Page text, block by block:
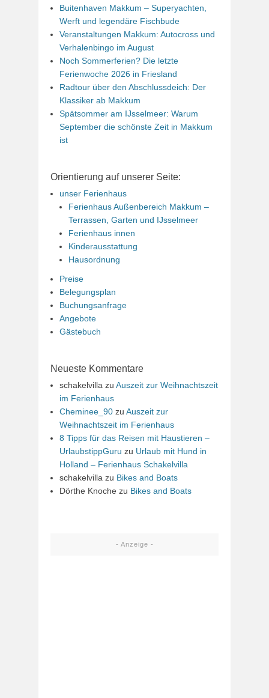
Buitenhaven Makkum – Superyachten,
Werft und legendäre Fischbude
Veranstaltungen Makkum: Autocross und
Verhalenbingo im August
Noch Sommerferien? Die letzte
Ferienwoche 2026 in Friesland
Radtour über den Abschlussdeich: Der
Klassiker ab Makkum
Spätsommer am IJsselmeer: Warum
September die schönste Zeit in Makkum
ist
Orientierung auf unserer Seite:
unser Ferienhaus
Ferienhaus Außenbereich Makkum –
Terrassen, Garten und IJsselmeer
Ferienhaus innen
Kinderausstattung
Hausordnung
Preise
Belegungsplan
Buchungsanfrage
Angebote
Gästebuch
Neueste Kommentare
schakelvilla zu Auszeit zur Weihnachtszeit
im Ferienhaus
Cheminee_90 zu Auszeit zur
Weihnachtszeit im Ferienhaus
8 Tipps für das Reisen mit Haustieren –
UrlaubstippGuru zu Urlaub mit Hund in
Holland – Ferienhaus Schakelvilla
schakelvilla zu Bikes and Boats
Dörthe Knoche zu Bikes and Boats
- Anzeige -